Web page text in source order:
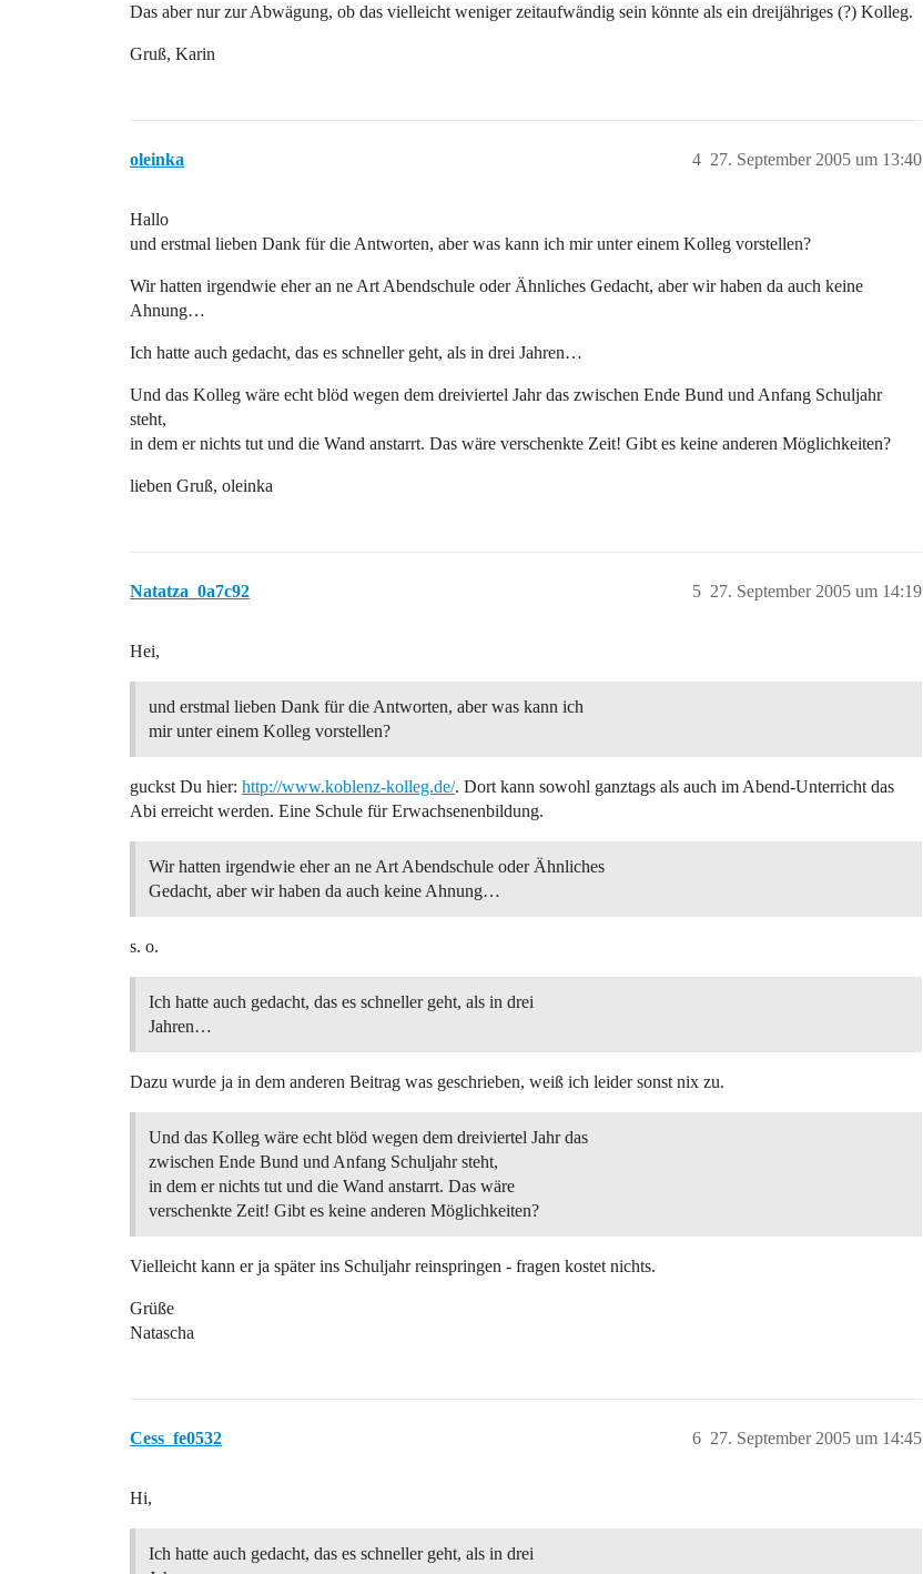
Das aber nur zur Abwägung, ob das vielleicht weniger zeitaufwändig sein könnte als ein dreijähriges (?) Kolleg.
Gruß, Karin
oleinka 27. September 2005 um 13:40
4
Hallo
und erstmal lieben Dank für die Antworten, aber was kann ich mir unter einem Kolleg vorstellen?
Wir hatten irgendwie eher an ne Art Abendschule oder Ähnliches Gedacht, aber wir haben da auch keine
Ahnung…
Ich hatte auch gedacht, das es schneller geht, als in drei Jahren…
Und das Kolleg wäre echt blöd wegen dem dreiviertel Jahr das zwischen Ende Bund und Anfang Schuljahr
steht,
in dem er nichts tut und die Wand anstarrt. Das wäre verschenkte Zeit! Gibt es keine anderen Möglichkeiten?
lieben Gruß, oleinka
Natatza_0a7c92 27. September 2005 um 14:19
5
Hei,
und erstmal lieben Dank für die Antworten, aber was kann ich
mir unter einem Kolleg vorstellen?
guckst Du hier: http://www.koblenz-kolleg.de/. Dort kann sowohl ganztags als auch im Abend-Unterricht das
Abi erreicht werden. Eine Schule für Erwachsenenbildung.
Wir hatten irgendwie eher an ne Art Abendschule oder Ähnliches
Gedacht, aber wir haben da auch keine Ahnung…
s. o.
Ich hatte auch gedacht, das es schneller geht, als in drei
Jahren…
Dazu wurde ja in dem anderen Beitrag was geschrieben, weiß ich leider sonst nix zu.
Und das Kolleg wäre echt blöd wegen dem dreiviertel Jahr das
zwischen Ende Bund und Anfang Schuljahr steht,
in dem er nichts tut und die Wand anstarrt. Das wäre
verschenkte Zeit! Gibt es keine anderen Möglichkeiten?
Vielleicht kann er ja später ins Schuljahr reinspringen - fragen kostet nichts.
Grüße
Natascha
Cess_fe0532 27. September 2005 um 14:45
6
Hi,
Ich hatte auch gedacht, das es schneller geht, als in drei